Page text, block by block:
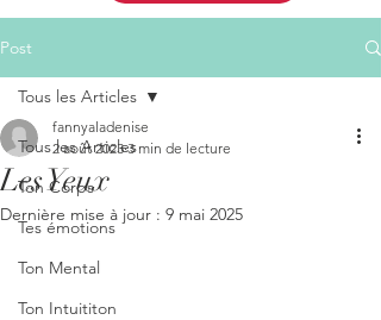
Post
Tous les Articles
Ton Corps
Tes émotions
Ton Mental
Ton Intuititon
Tous les Articles
Les Yeux
fannyaladenise
2 août 2023 3 min de lecture
Dernière mise à jour : 9 mai 2025